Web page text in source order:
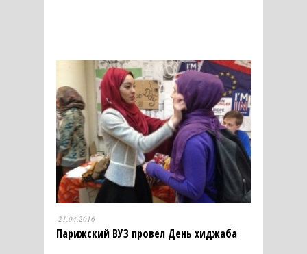
21.04.2016
Парижский ВУЗ провел День хиджаба